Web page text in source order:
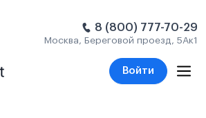
8 (800) 777-70-29
Москва, Береговой проезд, 5Ак1
Войти